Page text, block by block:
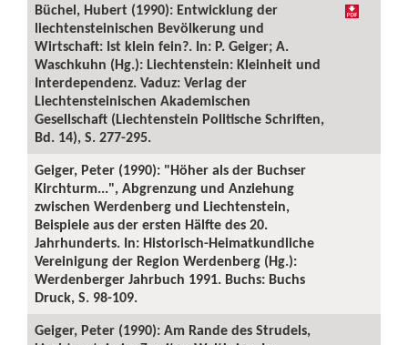
Büchel, Hubert (1990): Entwicklung der
liechtensteinischen Bevölkerung und
Wirtschaft: Ist klein fein?. In: P. Geiger; A.
Waschkuhn (Hg.): Liechtenstein: Kleinheit und
Interdependenz. Vaduz: Verlag der
Liechtensteinischen Akademischen
Gesellschaft (Liechtenstein Politische Schriften,
Bd. 14), S. 277-295.
Geiger, Peter (1990): "Höher als der Buchser
Kirchturm...", Abgrenzung und Anziehung
zwischen Werdenberg und Liechtenstein,
Beispiele aus der ersten Hälfte des 20.
Jahrhunderts. In: Historisch-Heimatkundliche
Vereinigung der Region Werdenberg (Hg.):
Werdenberger Jahrbuch 1991. Buchs: Buchs
Druck, S. 98-109.
Geiger, Peter (1990): Am Rande des Strudels,